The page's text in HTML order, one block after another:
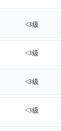
<3级
<3级
<3级
<3级